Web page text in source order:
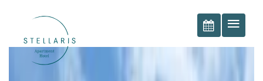
BOOK NOW